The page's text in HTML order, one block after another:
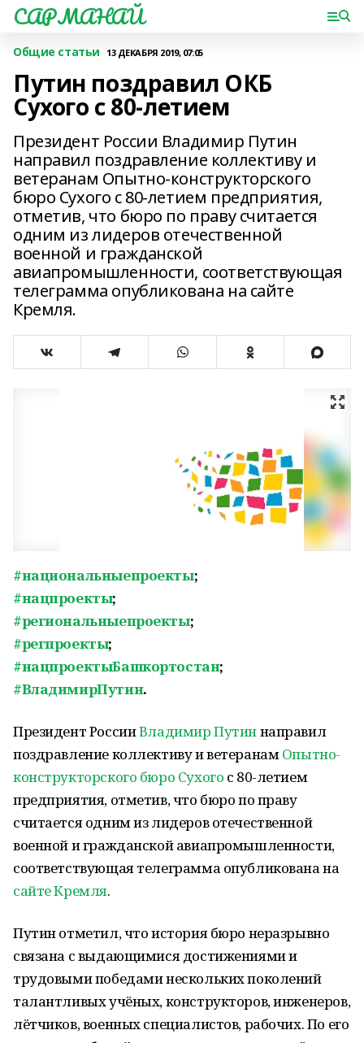
САРМАНАЙ
Общие статьи 13 ДЕКАБРЯ 2019, 07:05
Путин поздравил ОКБ
Сухого с 80-летием
Президент России Владимир Путин
направил поздравление коллективу и
ветеранам Опытно-конструкторского
бюро Сухого с 80-летием предприятия,
отметив, что бюро по праву считается
одним из лидеров отечественной
военной и гражданской
авиапромышленности, соответствующая
телеграмма опубликована на сайте
Кремля.
#национальныепроекты;
#нацпроекты;
#региональныепроекты;
#регпроекты;
#нацпроектыБашкортостан;
#ВладимирПутин.
Президент РоссииВладимир Путиннаправил
поздравление коллективу и ветеранамОпытно-
конструкторского бюро Сухого с 80-летием
предприятия, отметив, что бюро по праву
считается одним из лидеров отечественной
военной и гражданской авиапромышленности,
соответствующая телеграмма опубликована на
сайте Кремля.
Путин отметил, что история бюро неразрывно
связана с выдающимися достижениями и
трудовыми победами нескольких поколений
талантливых учёных, конструкторов, инженеров,
лётчиков, военных специалистов, рабочих. По его